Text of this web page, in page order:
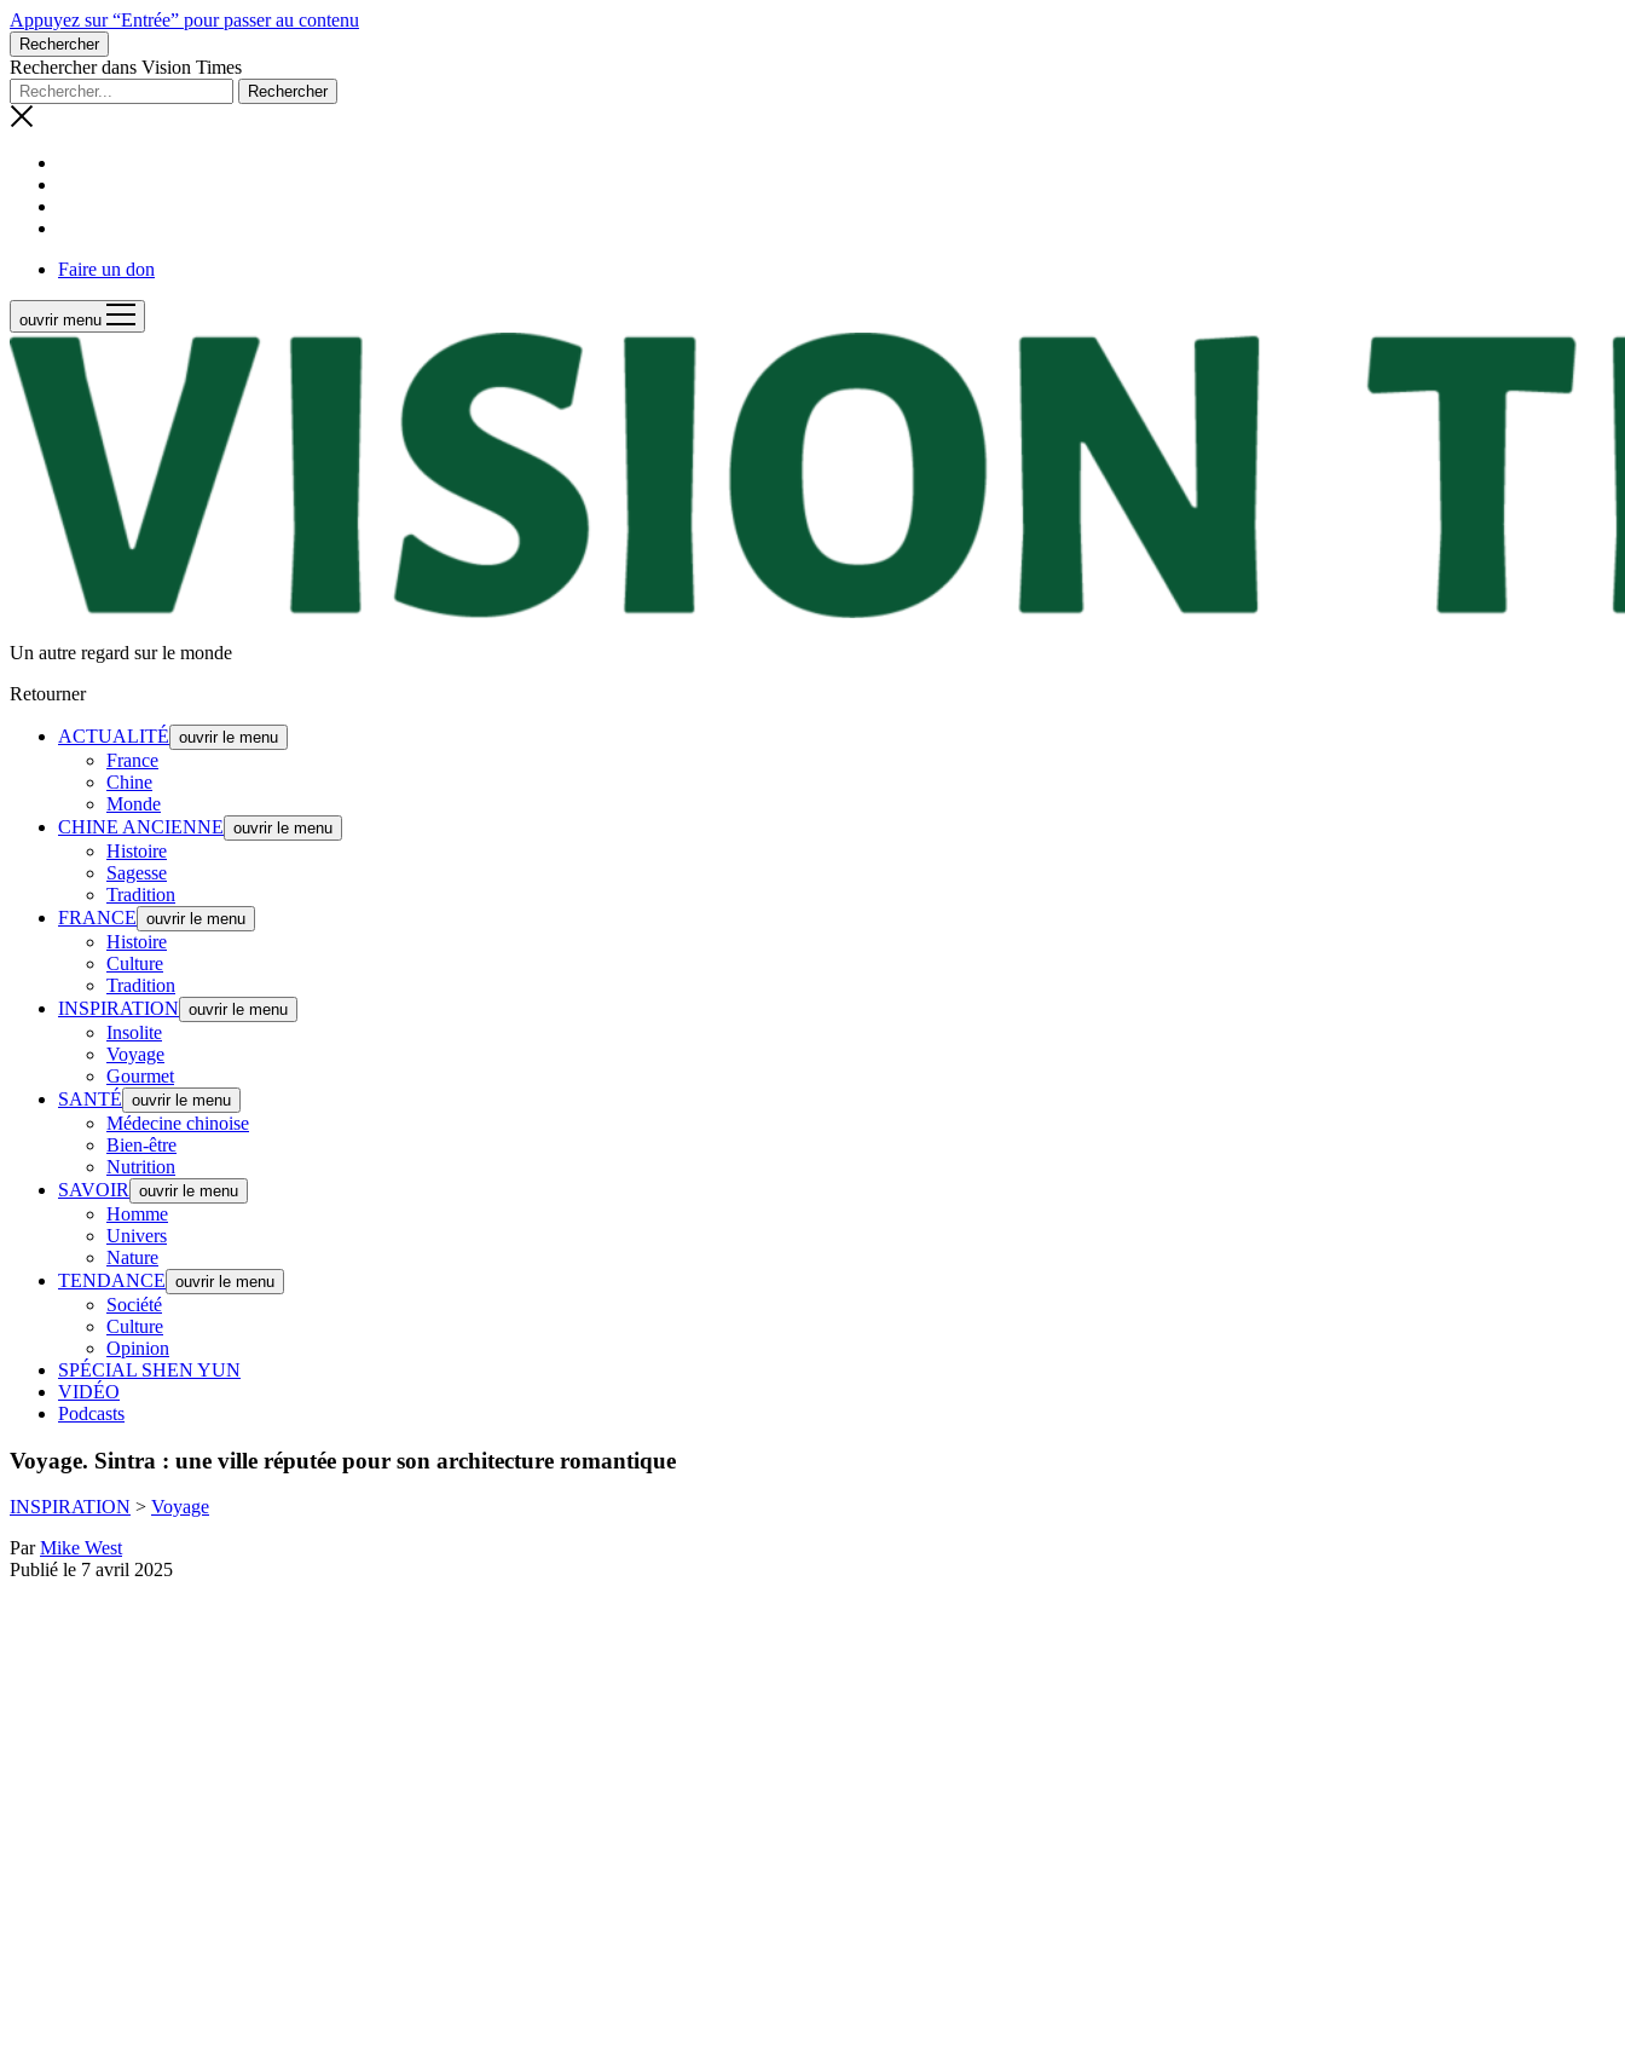
Appuyez sur “Entrée” pour passer au contenu
Rechercher
Rechercher dans Vision Times
Faire un don
ouvrir menu
Un autre regard sur le monde
Retourner
ACTUALITÉ ouvrir le menu
France
Chine
Monde
CHINE ANCIENNE ouvrir le menu
Histoire
Sagesse
Tradition
FRANCE ouvrir le menu
Histoire
Culture
Tradition
INSPIRATION ouvrir le menu
Insolite
Voyage
Gourmet
SANTÉ ouvrir le menu
Médecine chinoise
Bien-être
Nutrition
SAVOIR
ouvrir le menu
Homme
Univers
Nature
TENDANCE ouvrir le menu
Société
Culture
Opinion
SPÉCIAL SHEN YUN
VIDÉO
Podcasts
Voyage. Sintra : une ville réputée pour son architecture romantique
INSPIRATION > Voyage
ParMike West
Publié le 7 avril 2025